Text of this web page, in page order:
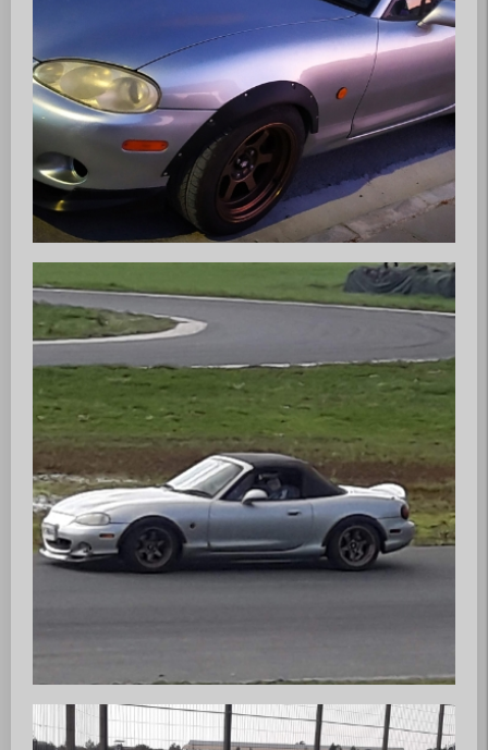
Mazda Club Schweiz
Mitglied werden
Wer dem MX5 Club Zürisee beitreten
möchte, kann uns gerne kontaktieren.
Wir nehmen dann umgehend Kontakt auf
und geben gerne weitere Auskünfte.
► Anfrage zur Mitgliedschaft
© 2026 MX5 Club Zürisee